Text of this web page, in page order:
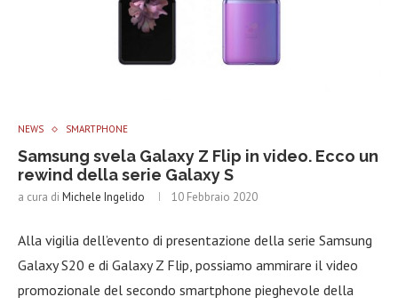
NEWS SMARTPHONE
Samsung svela Galaxy Z Flip in video. Ecco un
rewind della serie Galaxy S
a cura di Michele Ingelido 10 Febbraio 2020
Alla vigilia dell’evento di presentazione della serie Samsung
Galaxy S20 e di Galaxy Z Flip, possiamo ammirare il video
promozionale del secondo smartphone pieghevole della